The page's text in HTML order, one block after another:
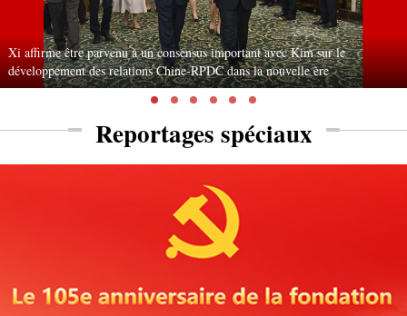
Xi affirme être parvenu à un consensus important avec Kim sur le
développement des relations Chine-RPDC dans la nouvelle ère
Reportages spéciaux